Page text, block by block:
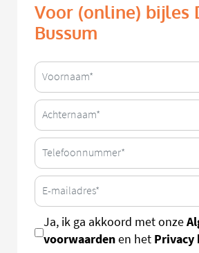
Voor (online) bijles
Bussum
Ja, ik ga akkoord met onze
voorwaardenen het Privacy